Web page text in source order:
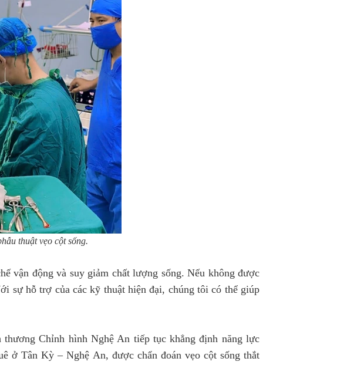
thuật vẹo cột sống.
vận động và suy giảm chất lượng sống. Nếu không được
sự hỗ trợ của các kỹ thuật hiện đại, chúng tôi có thể giúp
Chỉnh hình Nghệ An tiếp tục khẳng định năng lực
ở Tân Kỳ – Nghệ An, được chẩn đoán vẹo cột sống thắt